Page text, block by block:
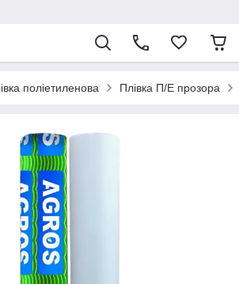
поліетиленова Плівка П/Е прозора